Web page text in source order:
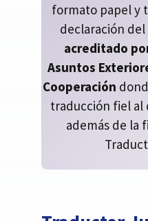
formato papel y
declaración del
acreditado
Asuntos
Cooperación
traducción fiel
además de la